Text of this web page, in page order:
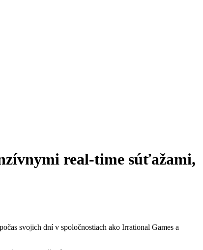
real-time súťažami,
svojich dní v spoločnostiach ako Irrational Games a